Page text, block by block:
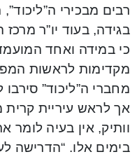
רבים מבכירי
בגידה, בעוד יו”ר
כי במידה ואחד
מקדימות לראשות
מחברי ה”ליכוד”
אך לראש עיריית קרית
וותיק, אין בעיה לומר
בימים אלו. “הדרישה